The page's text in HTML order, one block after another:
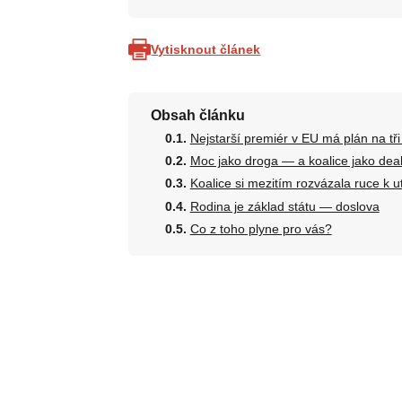
Vytisknout článek
Obsah článku
Nejstarší premiér v EU má plán na
Moc jako droga — a koalice jako
Koalice si mezitím rozvázala ruce k
Rodina je základ státu — doslova
Co z toho plyne pro vás?